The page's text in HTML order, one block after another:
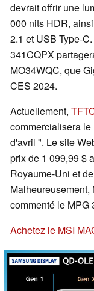
devrait offrir une
000 nits HDR,
2.1 et USB Type-
341CQPX
MO34WQC, que
CES 2024.
Actuellement,
commercialisera
d'avril ". Le site
prix de 1 099,99 $
Royaume-Uni et
commenté le MPG
Achetez le MSI